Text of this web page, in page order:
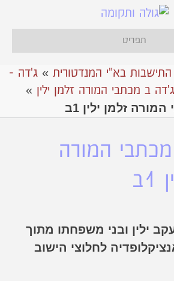
תפריט
התישבות בא"י המנדטורית » ג'דה -
ג'דה ב מכתבי המורה זלמן ילין »
זלמן ילין 1ב
המורה
ילין ובני משפחתו מתוך
לחלוצי הישוב